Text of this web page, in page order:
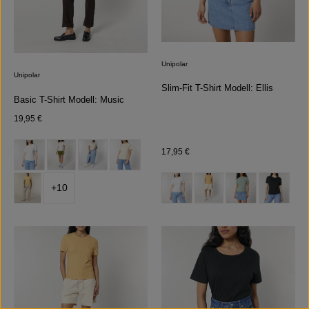
Unipolar
Basic T-Shirt Modell: Music
Regulärer Preis:
19,95 €
Farbe auswählen
+10
Unipolar
Slim-Fit T-Shirt Modell: Ellis
Regulärer Preis:
17,95 €
Farbe auswählen
(Diese Option ist zurzeit nicht